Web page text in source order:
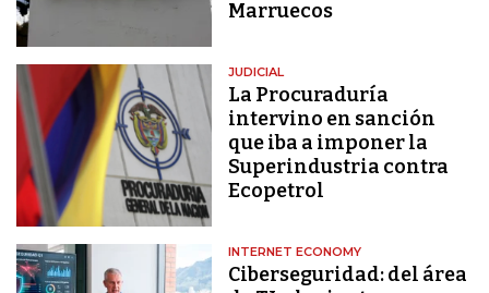
Marruecos
JUDICIAL
La Procuraduría
intervino en sanción
que iba a imponer la
Superindustria contra
Ecopetrol
INTERNET ECONOMY
Ciberseguridad: del área